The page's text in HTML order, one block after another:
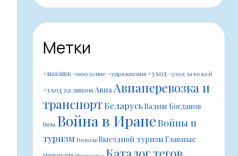
Метки
#макияж #похудение #упражнения #уход #уход за кожей
#уход за лицом Авиа Авиаперевозка и
транспортБеларусьВадим Богданов
Визы Война в ИранеВойны и
туризм ВолосыВыездной туризмГлавные